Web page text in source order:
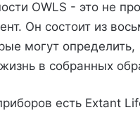
OWLS - это не
Он состоит из
могут определить,
в собранных
есть Extant